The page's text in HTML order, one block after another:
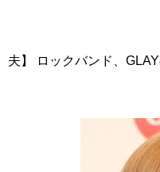
夫】 ロックバンド、